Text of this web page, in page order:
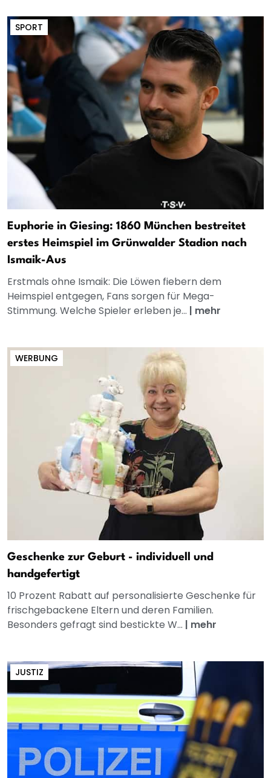
SPORT
Euphorie in Giesing: 1860 München bestreitet
erstes Heimspiel im Grünwalder Stadion nach
Ismaik-Aus
Erstmals ohne Ismaik: Die Löwen fiebern dem
Heimspiel entgegen, Fans sorgen für Mega-
Stimmung. Welche Spieler erleben je... | mehr
WERBUNG
Geschenke zur Geburt - individuell und
handgefertigt
10 Prozent Rabatt auf personalisierte Geschenke für
frischgebackene Eltern und deren Familien.
Besonders gefragt sind bestickte W... | mehr
JUSTIZ